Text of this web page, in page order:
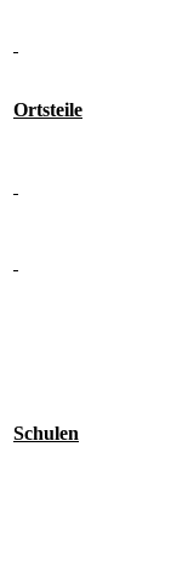
Ortsteile
Schulen